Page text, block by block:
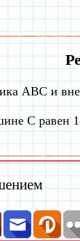
ABC и
C равен